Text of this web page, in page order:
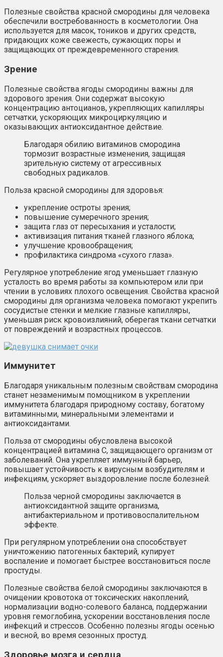
Полезные свойства красной смородины для человека
обеспечили востребованность в косметологии. Она
используется для масок, тоников и других средств,
придающих коже свежесть, сужающих поры и
защищающих от преждевременного старения.
Зрение
Полезные свойства ягоды смородины важны для
здорового зрения. Они содержат высокую
концентрацию антоцианов, укрепляющих капилляры
сетчатки, ускоряющих микроциркуляцию и
оказывающих антиоксидантное действие.
Благодаря обилию витаминов смородина
тормозит возрастные изменения, защищая
зрительную систему от агрессивных
свободных радикалов.
Польза красной смородины для здоровья:
укрепление остроты зрения;
повышение сумеречного зрения;
защита глаз от пересыхания и усталости;
активизация питания тканей глазного яблока;
улучшение кровообращения;
профилактика синдрома «сухого глаза».
Регулярное употребление ягод уменьшает глазную
усталость во время работы за компьютером или при
чтении в условиях плохого освещения. Свойства красной
смородины для организма человека помогают укрепить
сосудистые стенки и мелкие глазные капилляры,
уменьшая риск кровоизлияний, оберегая ткани сетчатки
от повреждений и возрастных процессов.
Иммунитет
Благодаря уникальным полезным свойствам смородина
станет незаменимым помощником в укреплении
иммунитета благодаря природному составу, богатому
витаминными, минеральными элементами и
антиоксидантами.
Польза от смородины обусловлена высокой
концентрацией витамина С, защищающего организм от
заболеваний. Она укрепляет иммунный барьер,
повышает устойчивость к вирусным возбудителям и
инфекциям, ускоряет выздоровление после болезней.
Польза черной смородины заключается в
антиоксидантной защите организма,
антибактериальном и противовоспалительном
эффекте.
При регулярном употреблении она способствует
уничтожению патогенных бактерий, купирует
воспаление и помогает быстрее восстановиться после
простуды.
Полезные свойства белой смородины заключаются в
очищении кровотока от токсических накоплений,
нормализации водно-солевого баланса, поддержании
уровня гемоглобина, ускорении восстановления после
инфекций и стрессов. Особенно полезны ягоды осенью
и весной, во время сезонных простуд.